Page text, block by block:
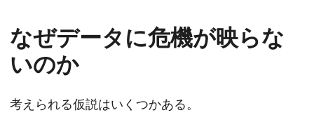
なぜデータに危機が映らな
いのか
考えられる仮説はいくつかある。